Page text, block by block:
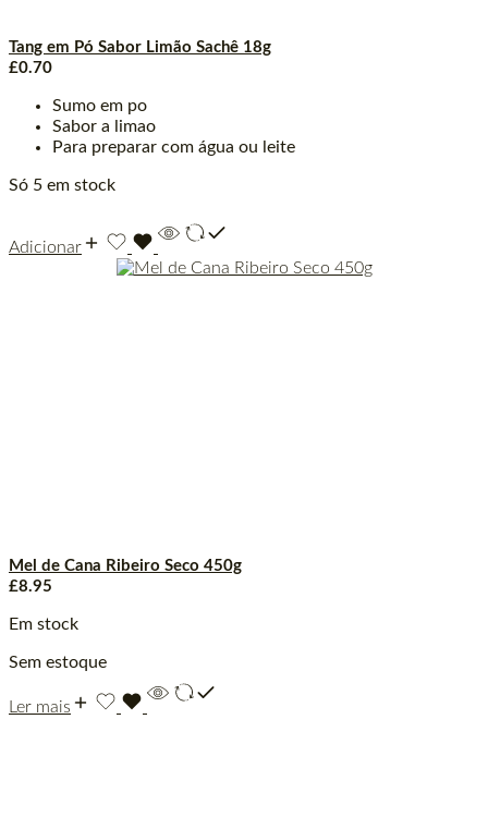
Tang em Pó Sabor Limão Sachê 18g
£0.70
Sumo em po
Sabor a limao
Para preparar com água ou leite
Só 5 em stock
Adicionar
Mel de Cana Ribeiro Seco 450g
£8.95
Em stock
Sem estoque
Ler mais